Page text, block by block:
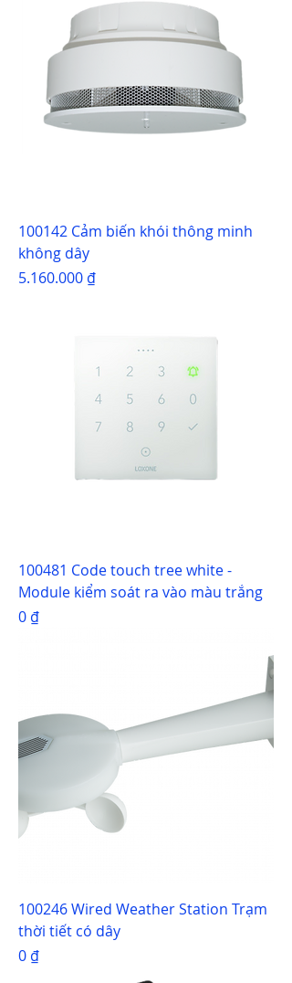
100142 Cảm biến khói thông minh
không dây
Giá
5.160.000 ₫
100481 Code touch tree white -
Module kiểm soát ra vào màu trắng
Giá
0 ₫
100246 Wired Weather Station Trạm
thời tiết có dây
Giá
0 ₫